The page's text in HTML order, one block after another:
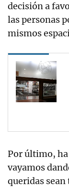
decisión a
las personas
mismos
Por último, ha
vayamos
queridas